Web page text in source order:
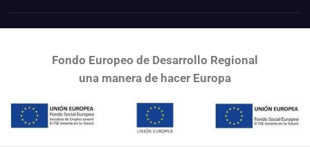
Fondo Europeo de Desarrollo Regional
una manera de hacer Europa